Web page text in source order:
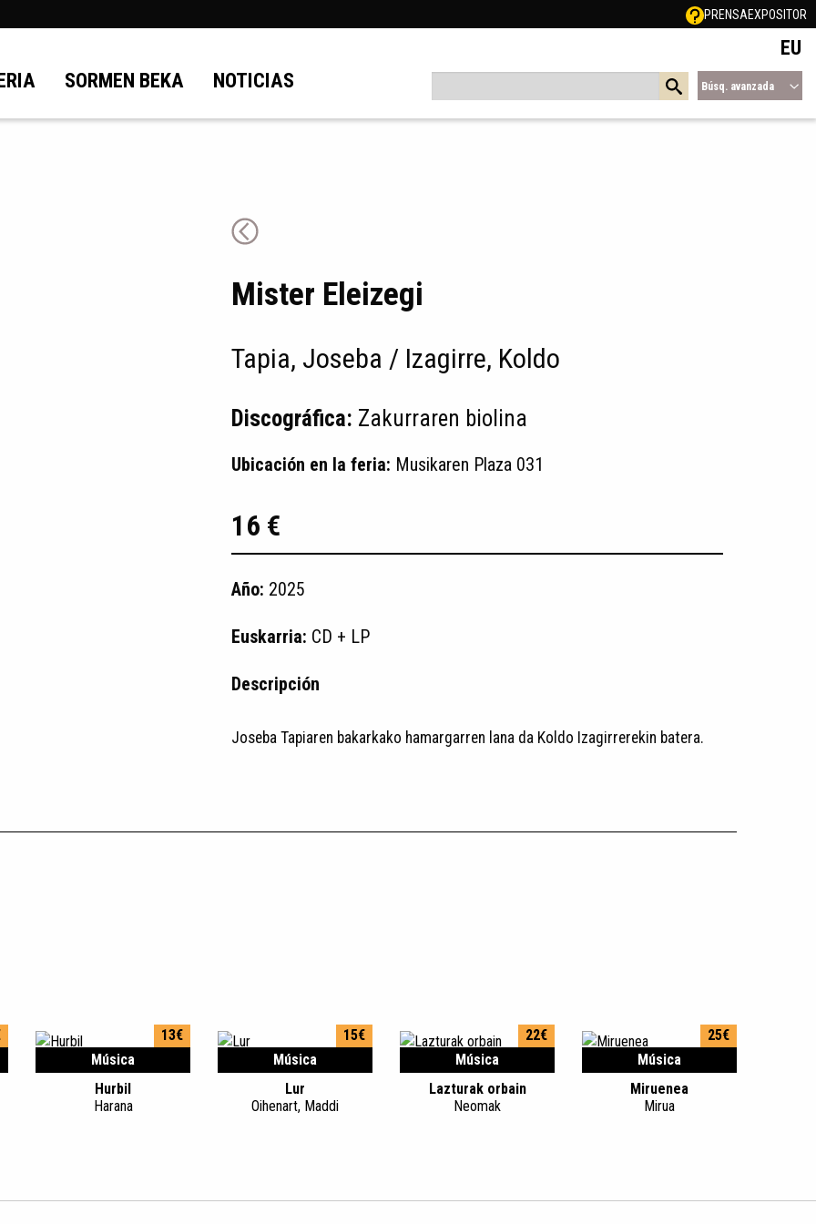
PRENSAEXPOSITOR
SORMEN BEKA NOTICIAS
EU
Búsq. avanzada
Mister Eleizegi
Tapia, Joseba / Izagirre, Koldo
Discográfica: Zakurraren biolina
Ubicación en la feria: Musikaren Plaza 031
16 €
Año: 2025
Euskarria: CD + LP
Descripción
Joseba Tapiaren bakarkako hamargarren lana da Koldo Izagirrerekin batera.
Música
13€
Hurbil
Harana
Música
15€
Lur
Oihenart, Maddi
Música
22€
Lazturak orbain
Neomak
Música
25€
Miruenea
Mirua